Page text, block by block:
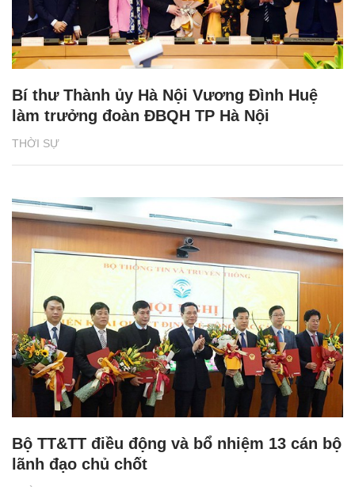
THỜI SỰ
Bí thư Thành ủy Hà Nội Vương Đình Huệ
làm trưởng đoàn ĐBQH TP Hà Nội
Bộ TT&TT điều động và bổ nhiệm 13 cán bộ
lãnh đạo chủ chốt